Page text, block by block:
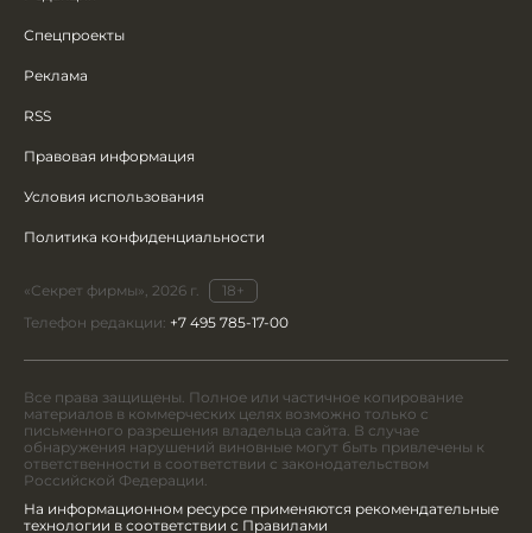
Спецпроекты
Реклама
RSS
Правовая информация
Условия использования
Политика конфиденциальности
«Секрет фирмы», 2026 г.
18+
Телефон редакции: +7 495 785-17-00
Все права защищены. Полное или частичное копирование
материалов в коммерческих целях возможно только с
письменного разрешения владельца сайта. В случае
обнаружения нарушений виновные могут быть привлечены к
ответственности в соответствии с законодательством
Российской Федерации.
На информационном ресурсе применяются рекомендательные
технологии в соответствии с Правилами